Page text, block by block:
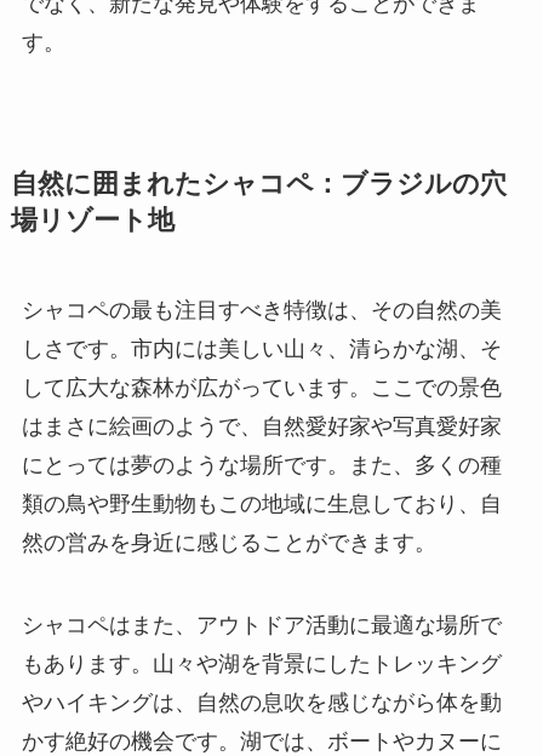
す。
自然に囲まれたシャコペ：ブラジルの穴
場リゾート地
シャコペの最も注目すべき特徴は、その自然の美
しさです。市内には美しい山々、清らかな湖、そ
して広大な森林が広がっています。ここでの景色
はまさに絵画のようで、自然愛好家や写真愛好家
にとっては夢のような場所です。また、多くの種
類の鳥や野生動物もこの地域に生息しており、自
然の営みを身近に感じることができます。
シャコペはまた、アウトドア活動に最適な場所で
もあります。山々や湖を背景にしたトレッキング
やハイキングは、自然の息吹を感じながら体を動
かす絶好の機会です。湖では、ボートやカヌーに